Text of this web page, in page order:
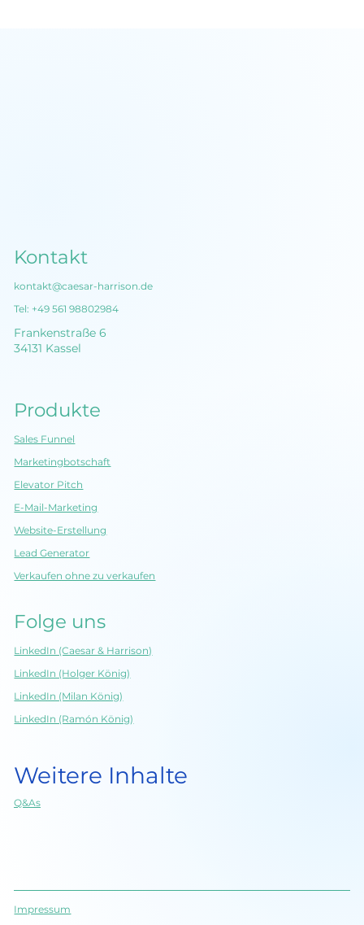
Kontakt
kontakt@caesar-harrison.de
Tel: +49 561 98802984
Frankenstraße 6
34131 Kassel
Produkte
Sales Funnel
Marketingbotschaft
Elevator Pitch
E-Mail-Marketing
Website-Erstellung
Lead Generator
Verkaufen ohne zu verkaufen
Folge uns
LinkedIn (Caesar & Harrison)
LinkedIn (Holger König)
LinkedIn (Milan König)
LinkedIn (Ramón König)
Weitere Inhalte
Q&As
Impressum